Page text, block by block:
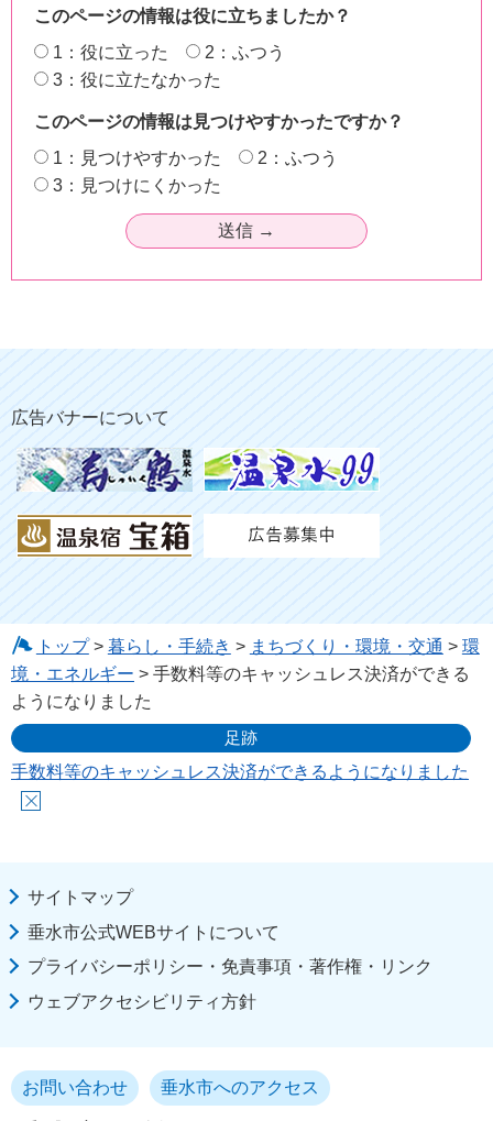
このページの情報は役に立ちましたか？
1：役に立った
2：ふつう
3：役に立たなかった
このページの情報は見つけやすかったですか？
1：見つけやすかった
2：ふつう
3：見つけにくかった
広告バナーについて
トップ> 暮らし・手続き > まちづくり・環境・交通 > 環
境・エネルギー > 手数料等のキャッシュレス決済ができる
ようになりました
足跡
手数料等のキャッシュレス決済ができるようになりました
サイトマップ
垂水市公式WEBサイトについて
プライバシーポリシー・免責事項・著作権・リンク
ウェブアクセシビリティ方針
お問い合わせ 垂水市へのアクセス